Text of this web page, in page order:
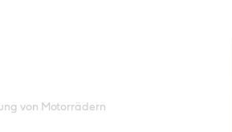
von Motorrädern